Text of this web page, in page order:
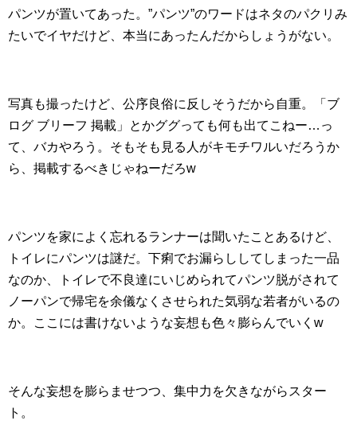
パンツが置いてあった。”パンツ”のワードはネタのパクリみ
たいでイヤだけど、本当にあったんだからしょうがない。
写真も撮ったけど、公序良俗に反しそうだから自重。「ブ
ログ ブリーフ 掲載」とかググっても何も出てこねー…っ
て、バカやろう。そもそも見る人がキモチワルいだろうか
ら、掲載するべきじゃねーだろw
パンツを家によく忘れるランナーは聞いたことあるけど、
トイレにパンツは謎だ。下痢でお漏らししてしまった一品
なのか、トイレで不良達にいじめられてパンツ脱がされて
ノーパンで帰宅を余儀なくさせられた気弱な若者がいるの
か。ここには書けないような妄想も色々膨らんでいくw
そんな妄想を膨らませつつ、集中力を欠きながらスター
ト。